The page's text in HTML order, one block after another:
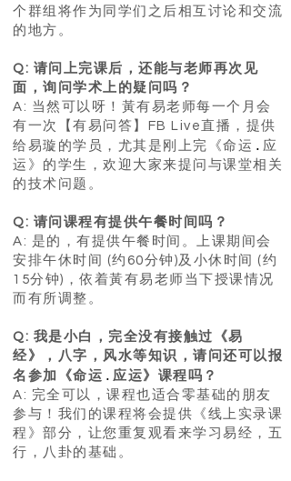
个群组将作为同学们之后相互讨论和交流
的地方。
Q: 请问上完课后，还能与老师再次见
面，询问学术上的疑问吗？
A: 当然可以呀！黃有易老师每一个月会
有一次【有易问答】FB Live直播，提供
给易璇的学员，尤其是刚上完《命运 . 应
运》的学生，欢迎大家来提问与课堂相关
的技术问题。
Q: 请问课程有提供午餐时间吗？
A: 是的，有提供午餐时间。上课期间会
安排午休时间 (约60分钟)及小休时间 (约
15分钟)，依着黃有易老师当下授课情况
而有所调整。
Q: 我是小白，完全没有接触过《易
经》，八字，风水等知识，请问还可以报
名参加《命运 . 应运》课程吗？
A: 完全可以，课程也适合零基础的朋友
参与！我们的课程将会提供《线上实录课
程》部分，让您重复观看来学习易经，五
行，八卦的基础。